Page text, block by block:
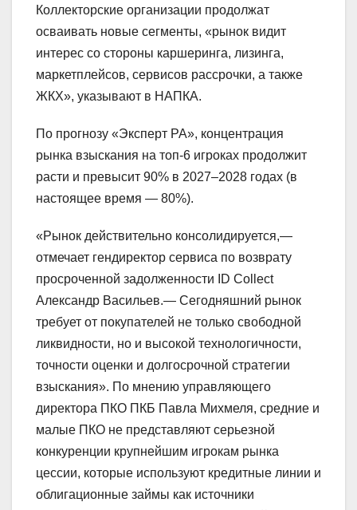
Коллекторские организации продолжат
осваивать новые сегменты, «рынок видит
интерес со стороны каршеринга, лизинга,
маркетплейсов, сервисов рассрочки, а также
ЖКХ», указывают в НАПКА.
По прогнозу «Эксперт РА», концентрация
рынка взыскания на топ-6 игроках продолжит
расти и превысит 90% в 2027–2028 годах (в
настоящее время — 80%).
«Рынок действительно консолидируется,—
отмечает гендиректор сервиса по возврату
просроченной задолженности ID Collect
Александр Васильев.— Сегодняшний рынок
требует от покупателей не только свободной
ликвидности, но и высокой технологичности,
точности оценки и долгосрочной стратегии
взыскания». По мнению управляющего
директора ПКО ПКБ Павла Михмеля, средние и
малые ПКО не представляют серьезной
конкуренции крупнейшим игрокам рынка
цессии, которые используют кредитные линии и
облигационные займы как источники